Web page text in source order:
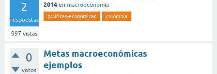
2
respuestas
997 vistas
2014 en macroeconomía
politicas-economicas colombia
0
votos
Metas macroeconómicas
ejemplos